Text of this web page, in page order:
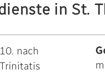
in St.
10. nach
Trinitatis